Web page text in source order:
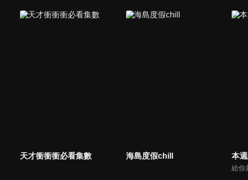
天才衝衝衝必看集數 海島度假chill 本
給你